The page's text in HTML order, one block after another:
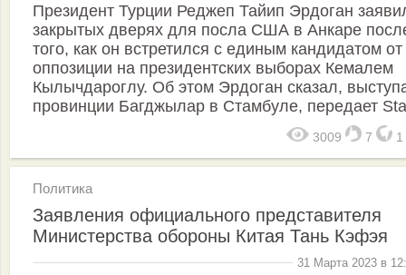
Президент Турции Реджеп Тайип Эрдоган
закрытых дверях для посла США в Анкаре
того, как он встретился с единым кандидатом от
оппозиции на президентских выборах Кемалем
Кылычдароглу. Об этом Эрдоган сказал,
провинции Багджылар в Стамбуле, передает
3009 7 1
Политика
Заявления официального представителя
Министерства обороны Китая Тань Кэфэя
31 Марта 2023 в